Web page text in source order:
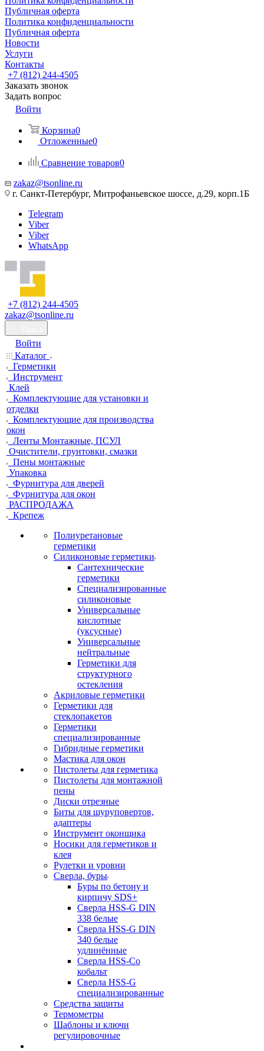
Публичная оферта
Политика конфиденциальности
Публичная оферта
Новости
Услуги
Контакты
+7 (812) 244-4505
Заказать звонок
Задать вопрос
Войти
Корзина0
Отложенные0
Сравнение товаров0
zakaz@tsonline.ru
г. Санкт-Петербург, Митрофаньевское шоссе, д.29, корп.1Б
Telegram
Viber
Viber
WhatsApp
+7 (812) 244-4505
zakaz@tsonline.ru
Войти
Каталог
Герметики
Инструмент
Клей
Комплектующие для установки и
отделки
Комплектующие для производства
окон
Ленты Монтажные, ПСУЛ
Очистители, грунтовки, смазки
Пены монтажные
Упаковка
Фурнитура для дверей
Фурнитура для окон
РАСПРОДАЖА
Крепеж
Полиуретановые
герметики
Силиконовые герметики
Сантехнические
герметики
Специализированные
силиконовые
Универсальные
кислотные
(уксусные)
Универсальные
нейтральные
Герметики для
структурного
остекления
Акриловые герметики
Герметики для
стеклопакетов
Герметики
специализированные
Гибридные герметики
Мастика для окон
Пистолеты для герметика
Пистолеты для монтажной
пены
Диски отрезные
Биты для шуруповертов,
адаптеры
Инструмент оконщика
Носики для герметиков и
клея
Рулетки и уровни
Сверла, буры
Буры по бетону и
кирпичу SDS+
Сверла HSS-G DIN
338 белые
Сверла HSS-G DIN
340 белые
удлинённые
Сверла HSS-Co
кобальт
Сверла HSS-G
специализированные
Средства защиты
Термометры
Шаблоны и ключи
регулировочные